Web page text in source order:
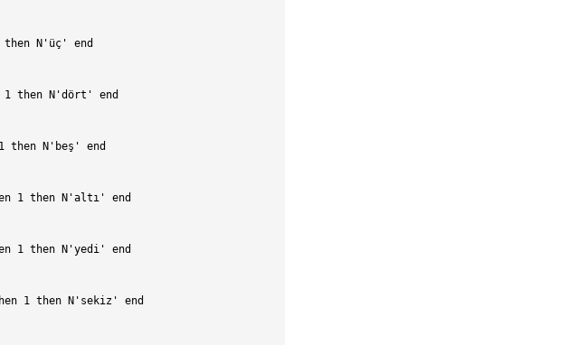
N'üç' end
then N'dört' end
then N'beş' end
1 then N'altı' end
1 then N'yedi' end
1 then N'sekiz' end